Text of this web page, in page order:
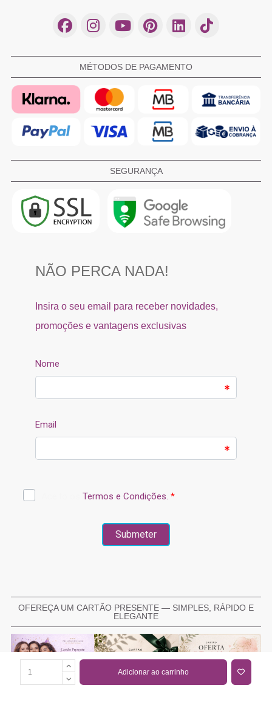
Adicionar ao carrinho
MÉTODOS DE PAGAMENTO
SEGURANÇA
OFEREÇA UM CARTÃO PRESENTE — SIMPLES, RÁPIDO E
ELEGANTE